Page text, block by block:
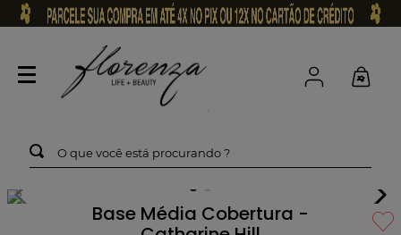
O que você está procurando ?
Base Média Cobertura -